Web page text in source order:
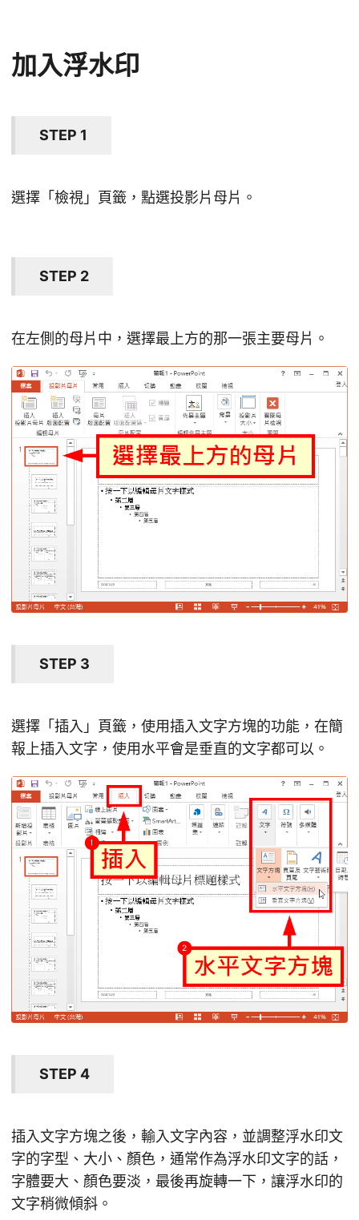
加入浮水印
STEP 1
選擇「檢視」頁籤，點選投影片母片。
STEP 2
在左側的母片中，選擇最上方的那一張主要母片。
STEP 3
選擇「插入」頁籤，使用插入文字方塊的功能，在簡
報上插入文字，使用水平會是垂直的文字都可以。
STEP 4
插入文字方塊之後，輸入文字內容，並調整浮水印文
字的字型、大小、顏色，通常作為浮水印文字的話，
字體要大、顏色要淡，最後再旋轉一下，讓浮水印的
文字稍微傾斜。